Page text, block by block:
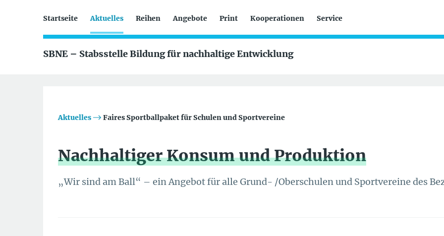
Startseite Aktuelles Reihen Angebote Print Kooperationen Service
SBNE – Stabsstelle Bildung für nachhaltige Entwicklung
Aktuelles Faires Sportballpaket für Schulen und Sportvereine
Nachhaltiger Konsum und Produktion
„Wir sind am Ball“ – ein Angebot für alle Grund- /Oberschulen und Sportvereine des